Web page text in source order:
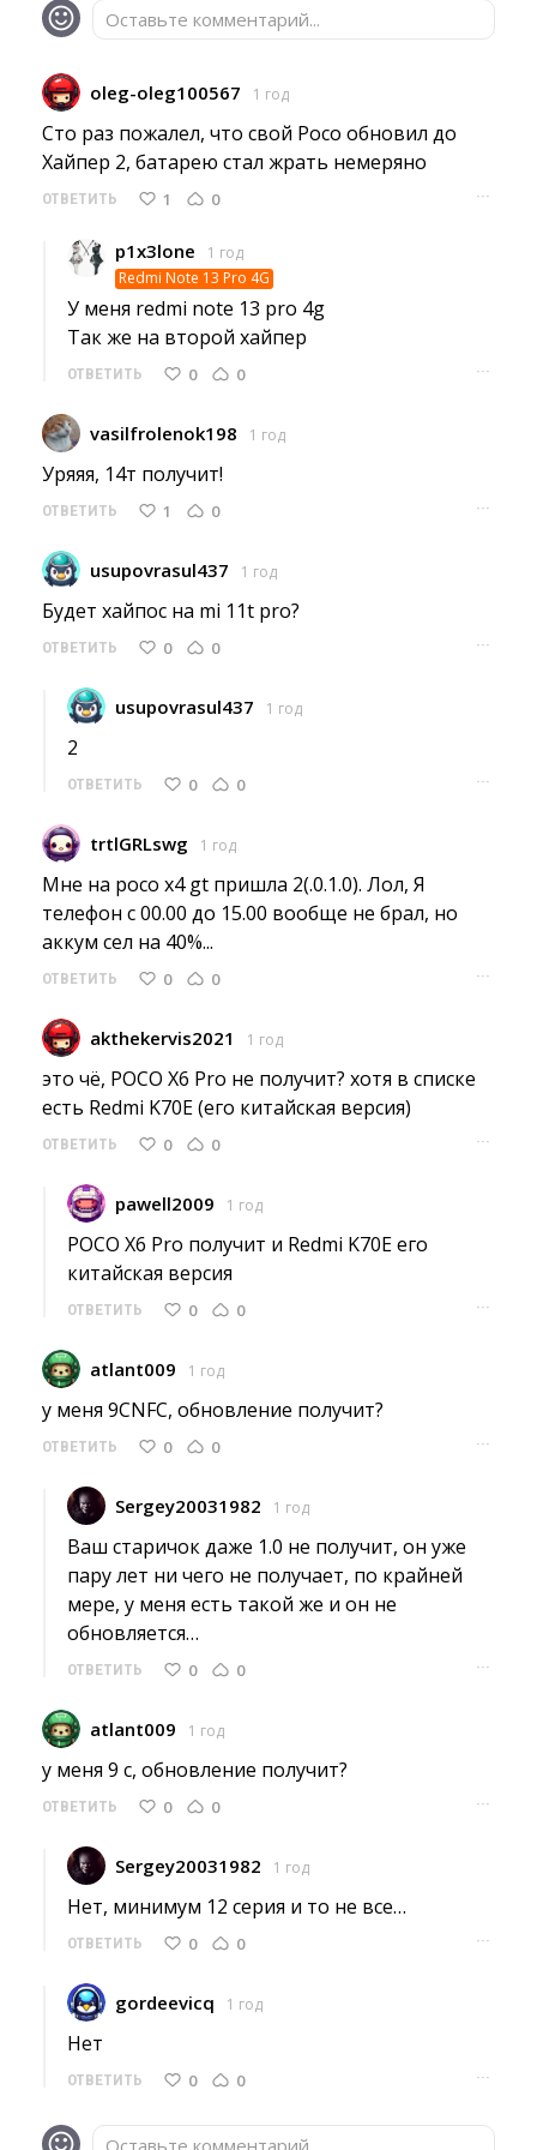
Оставьте комментарий...
oleg-oleg100567 1 год
Сто раз пожалел, что свой Poco обновил до
Хайпер 2, батарею стал жрать немеряно
ОТВЕТИТЬ 1 0 ···
p1x3lone
1 год
Redmi Note 13 Pro 4G
У меня redmi note 13 pro 4g
Так же на второй хайпер
ОТВЕТИТЬ 0 0 ···
vasilfrolenok198 1 год
Уряяя, 14т получит!
ОТВЕТИТЬ 1 0 ···
usupovrasul437 1 год
Будет хайпос на mi 11t pro?
ОТВЕТИТЬ 0 0 ···
usupovrasul437 1 год
2
ОТВЕТИТЬ 0 0 ···
trtlGRLswg 1 год
Мне на poco x4 gt пришла 2(.0.1.0). Лол, Я
телефон с 00.00 до 15.00 вообще не брал, но
аккум сел на 40%...
ОТВЕТИТЬ 0 0 ···
akthekervis2021 1 год
это чё, POCO X6 Pro не получит? хотя в списке
есть Redmi K70E (его китайская версия)
ОТВЕТИТЬ 0 0 ···
pawell2009 1 год
POCO X6 Pro получит и Redmi K70E его
китайская версия
ОТВЕТИТЬ 0 0 ···
atlant009 1 год
у меня 9CNFC, обновление получит?
ОТВЕТИТЬ 0 0 ···
Sergey20031982 1 год
Ваш старичок даже 1.0 не получит, он уже
пару лет ни чего не получает, по крайней
мере, у меня есть такой же и он не
обновляется…
ОТВЕТИТЬ 0 0 ···
atlant009 1 год
у меня 9 с, обновление получит?
ОТВЕТИТЬ 0 0 ···
Sergey20031982 1 год
Нет, минимум 12 серия и то не все…
ОТВЕТИТЬ 0 0 ···
gordeevicq 1 год
Нет
ОТВЕТИТЬ 0 0 ···